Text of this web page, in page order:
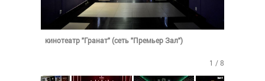
кинотеатр "Гранат" (сеть "Премьер Зал")
1 / 8